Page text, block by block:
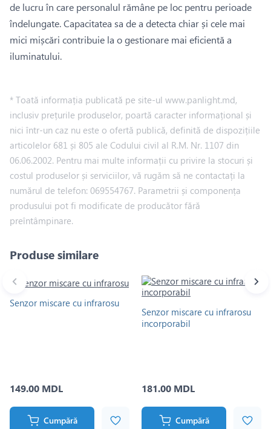
de lucru în care personalul rămâne pe loc pentru perioade
îndelungate. Capacitatea sa de a detecta chiar și cele mai
mici mișcări contribuie la o gestionare mai eficientă a
iluminatului.
* Toată informația publicată pe site-ul www.panlight.md,
inclusiv prețurile produselor, poartă caracter informațional și
nici într-un caz nu este o ofertă publică, definită de dispozițiile
articolelor 681 și 805 ale Codului civil al R.M. Nr. 1107 din
06.06.2002. Pentru mai multe informații cu privire la stocuri și
costul produselor și serviciilor, vă rugăm să ne contactați la
numărul de telefon: 069554767. Parametrii și componența
produsului pot fi modificate de producător fără
preîntâmpinare.
Produse similare
Senzor miscare cu infrarosu
149.00 MDL
Cumpără
Senzor miscare cu infrarosu
incorporabil
181.00 MDL
Cumpără